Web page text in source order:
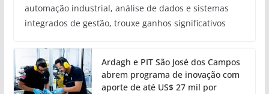
automação industrial, análise de dados e sistemas
integrados de gestão, trouxe ganhos significativos
Ardagh e PIT São José dos Campos
abrem programa de inovação com
aporte de até US$ 27 mil por